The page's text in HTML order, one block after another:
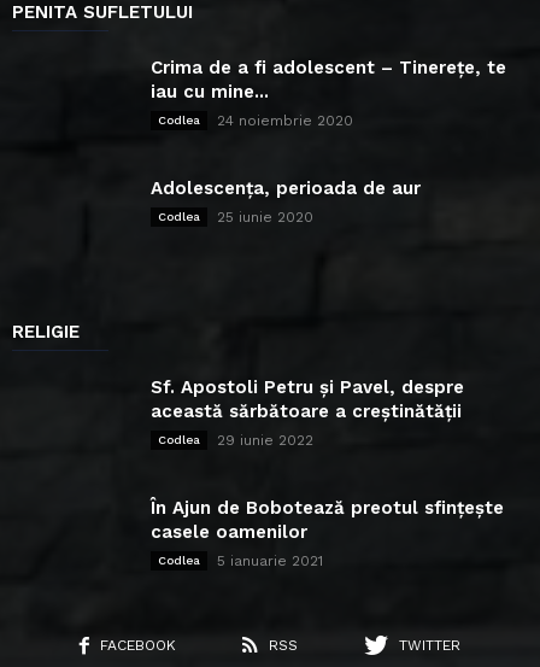
PENITA SUFLETULUI
Crima de a fi adolescent – Tinerețe, te
iau cu mine...
Codlea 24 noiembrie 2020
Adolescența, perioada de aur
Codlea 25 iunie 2020
RELIGIE
Sf. Apostoli Petru și Pavel, despre
această sărbătoare a creștinătății
Codlea 29 iunie 2022
În Ajun de Bobotează preotul sfințește
casele oamenilor
Codlea 5 ianuarie 2021
FACEBOOK RSS
TWITTER